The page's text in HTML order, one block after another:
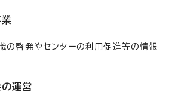
の啓発やセンターの利用促進等の情報
運営